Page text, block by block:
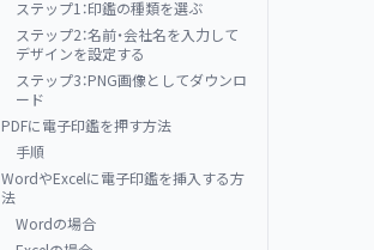
ステップ1：印鑑の種類を選ぶ
ステップ2：名前・会社名を入力して
デザインを設定する
ステップ3：PNG画像としてダウンロ
ード
PDFに電子印鑑を押す方法
手順
WordやExcelに電子印鑑を挿入する方
法
Wordの場合